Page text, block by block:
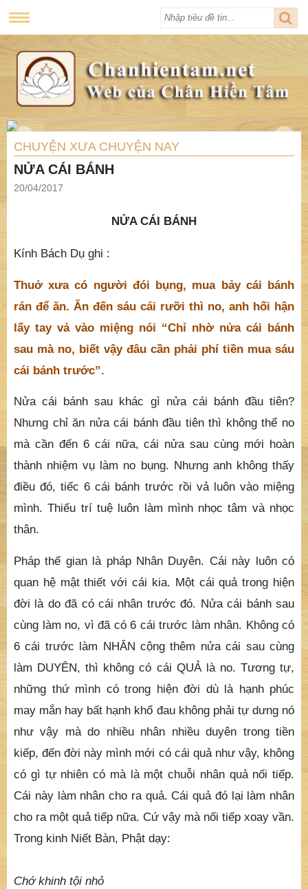
CHUYỆN XƯA CHUYỆN NAY
NỬA CÁI BÁNH
20/04/2017
NỬA CÁI BÁNH
Kính Bách Dụ ghi :
Thuở xưa có người đói bụng, mua bảy cái bánh
rán để ăn. Ăn đến sáu cái rưỡi thì no, anh hối hận
lấy tay vả vào miệng nói “Chỉ nhờ nửa cái bánh
sau mà no, biết vậy đâu cần phải phí tiền mua sáu
cái bánh trước”.
Nửa cái bánh sau khác gì nửa cái bánh đầu tiên?
Nhưng chỉ ăn nửa cái bánh đầu tiên thì không thể no
mà cần đến 6 cái nữa, cái nửa sau cùng mới hoàn
thành nhiệm vụ làm no bụng. Nhưng anh không thấy
điều đó, tiếc 6 cái bánh trước rồi vả luôn vào miệng
mình. Thiếu trí tuệ luôn làm mình nhọc tâm và nhọc
thân.
Pháp thế gian là pháp Nhân Duyên. Cái này luôn có
quan hệ mật thiết với cái kia. Một cái quả trong hiện
đời là do đã có cái nhân trước đó. Nửa cái bánh sau
cùng làm no, vì đã có 6 cái trước làm nhân. Không có
6 cái trước làm NHÂN cộng thêm nửa cái sau cùng
làm DUYÊN, thì không có cái QUẢ là no. Tương tự,
những thứ mình có trong hiện đời dù là hạnh phúc
may mắn hay bất hạnh khổ đau không phải tự dưng nó
như vậy mà do nhiều nhân nhiều duyên trong tiền
kiếp, đến đời này mình mới có cái quả như vậy, không
có gì tự nhiên có mà là một chuỗi nhân quả nối tiếp.
Cái này làm nhân cho ra quả. Cái quả đó lại làm nhân
cho ra một quả tiếp nữa. Cứ vậy mà nối tiếp xoay vần.
Trong kinh Niết Bàn, Phật dạy:
Chớ khinh tội nhỏ